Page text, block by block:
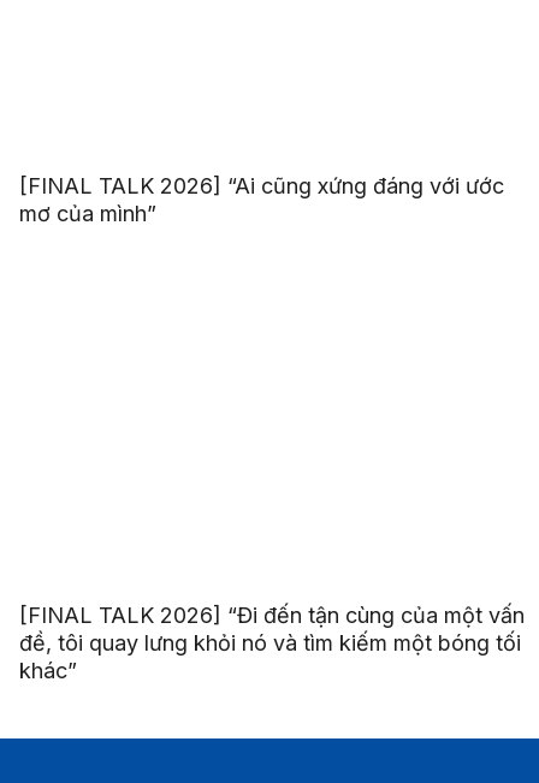
[FINAL TALK 2026] “Ai cũng xứng đáng với ước
mơ của mình”
[FINAL TALK 2026] “Đi đến tận cùng của một vấn
đề, tôi quay lưng khỏi nó và tìm kiếm một bóng tối
khác”